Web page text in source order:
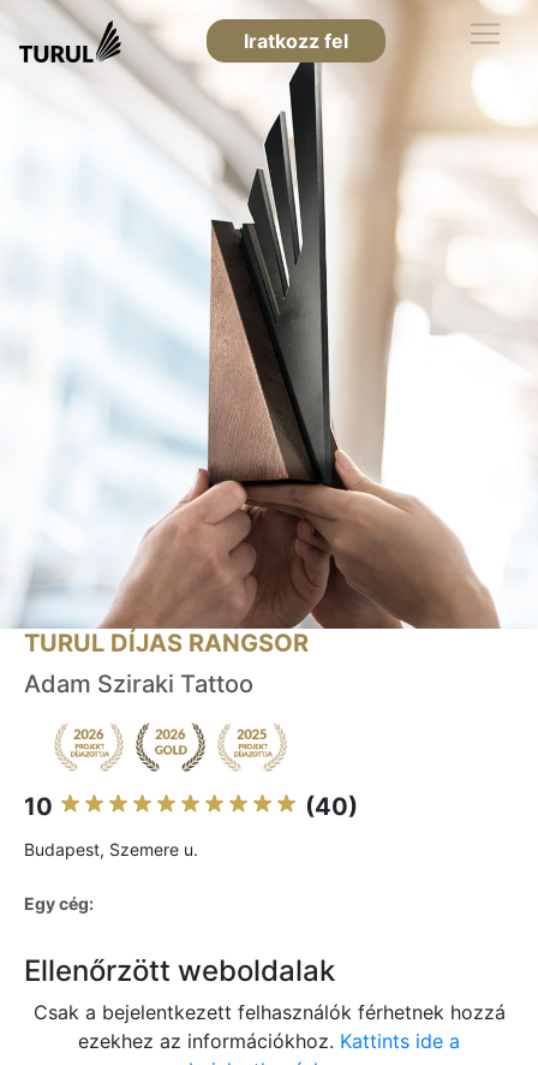
Iratkozz fel
TURUL DÍJAS RANGSOR
Adam Sziraki Tattoo
10 (40)
Budapest, Szemere u.
Egy cég:
Ellenőrzött weboldalak
Csak a bejelentkezett felhasználók férhetnek hozzá
ezekhez az információkhoz. Kattints ide a